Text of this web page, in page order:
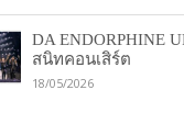
DA ENDORPHINE
สนิทคอนเสิร์ต
18/05/2026